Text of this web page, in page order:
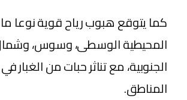
كما يتوقع هبوب رياح قوية نوعا
المحيطية الوسطى، وسوس، وشمال
الجنوبية، مع تناثر حبات من الغبار
المناطق.